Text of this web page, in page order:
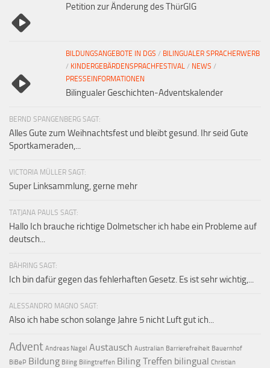
Petition zur Änderung des ThürGIG
BILDUNGSANGEBOTE IN DGS / BILINGUALER SPRACHERWERB
/ KINDERGEBÄRDENSPRACHFESTIVAL / NEWS /
PRESSEINFORMATIONEN
Bilingualer Geschichten-Adventskalender
BERND SPANGENBERG SAGT:
Alles Gute zum Weihnachtsfest und bleibt gesund. Ihr seid Gute
Sportkameraden,...
VICTORIA MÜLLER SAGT:
Super Linksammlung, gerne mehr
TATJANA PAULS SAGT:
Hallo Ich brauche richtige Dolmetscher ich habe ein Probleme auf
deutsch...
BÄHRING SAGT:
Ich bin dafür gegen das fehlerhaften Gesetz. Es ist sehr wichtig,...
ALESSANDRO MAGNO SAGT:
Also ich habe schon solange Jahre 5 nicht Luft gut ich...
Advent Andreas Nagel Austausch Australian Barrierefreiheit Bauernhof
BiBeP Bildung Biling Bilingtreffen Biling Treffen bilingual Christian